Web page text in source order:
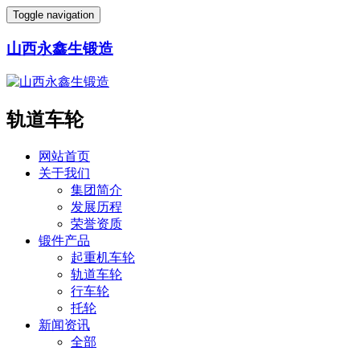
Toggle navigation
山西永鑫生锻造
轨道车轮
网站首页
关于我们
集团简介
发展历程
荣誉资质
锻件产品
起重机车轮
轨道车轮
行车轮
托轮
新闻资讯
全部